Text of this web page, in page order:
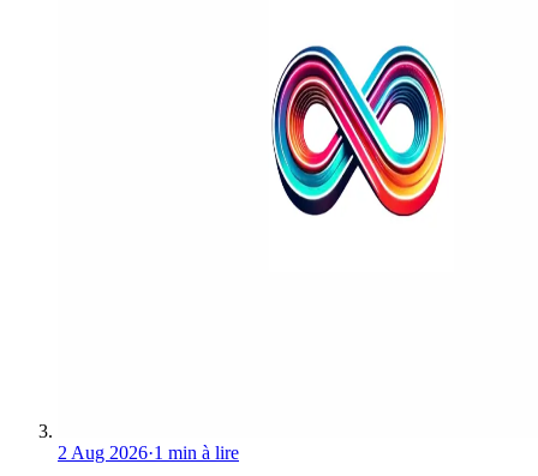
2 Aug 2026·1 min à lire